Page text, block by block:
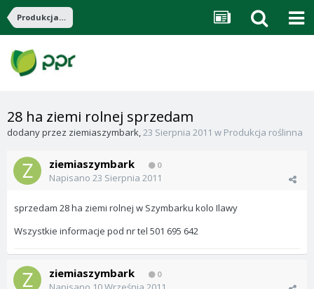
Produkcja roślinna
28 ha ziemi rolnej sprzedam
dodany przez ziemiaszymbark,23 Sierpnia 2011 w Produkcja roślinna
ziemiaszymbark 0
Napisano 23 Sierpnia 2011
sprzedam 28 ha ziemi rolnej w Szymbarku kolo Ilawy
Wszystkie informacje pod nr tel 501 695 642
ziemiaszymbark 0